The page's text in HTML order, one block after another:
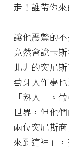
走！誰帶你來
讓他震驚的
竟然會說卡
北非的突尼
萄牙人作夢
「熟人」。
世界，但他
兩位突尼斯
來到這裡」